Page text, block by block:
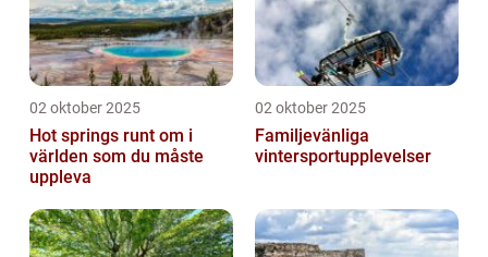
02 oktober 2025
Hot springs runt om i
världen som du måste
uppleva
02 oktober 2025
Familjevänliga
vintersportupplevelser